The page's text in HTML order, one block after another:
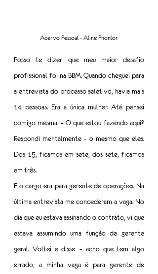
Acervo Pessoal - Aline Phonlor
Posso te dizer que meu maior desafio
profissional foi na BBM. Quando cheguei para
a entrevista do processo seletivo, havia mais
14 pessoas. Era a única mulher. Até pensei
comigo mesma: – O que estou fazendo aqui?
Respondi mentalmente – o mesmo que eles.
Dos 15, ficamos em sete, dos sete, ficamos
em três.
E o cargo era para gerente de operações. Na
última entrevista me concederam a vaga. No
dia que eu estava assinando o contrato, vi que
estava assumindo uma função de gerente
geral. Voltei e disse: – acho que tem algo
errado, a minha vaga é para gerente de